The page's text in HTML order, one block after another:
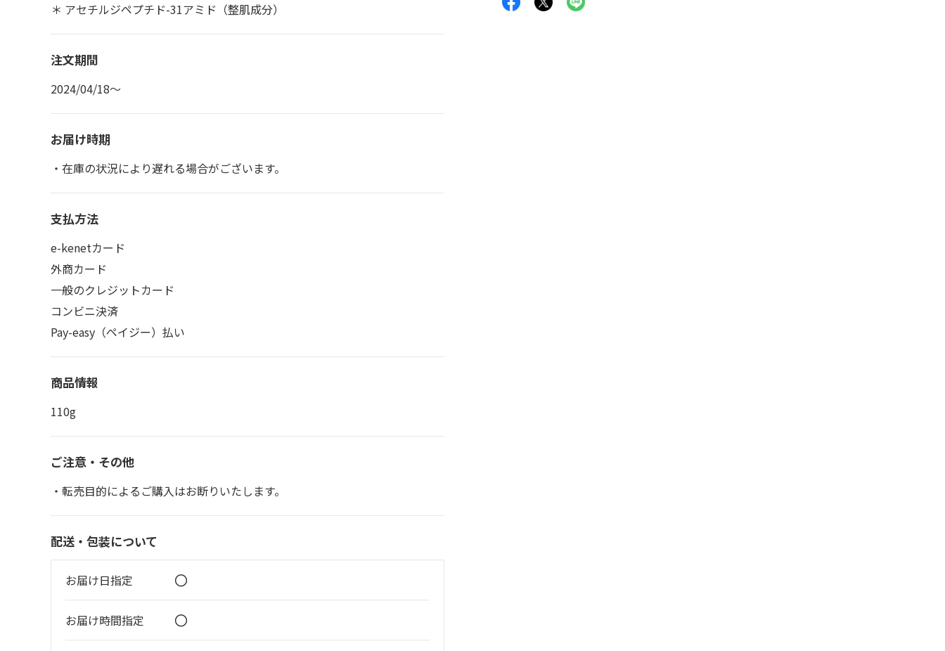
＊ アセチルジペプチド-31アミド（整肌成分）
注文期間
2024/04/18～
お届け時期
・在庫の状況により遅れる場合がございます。
支払方法
e-kenetカード
外商カード
一般のクレジットカード
コンビニ決済
Pay-easy（ペイジー）払い
商品情報
110g
ご注意・その他
・転売目的によるご購入はお断りいたします。
配送・包装について
お届け日指定 〇
お届け時間指定 〇